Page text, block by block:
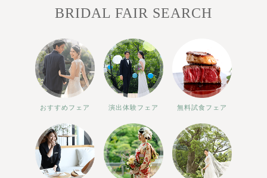
BRIDAL FAIR SEARCH
おすすめフェア 演出体験フェア 無料試食フェア